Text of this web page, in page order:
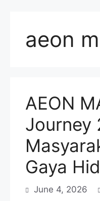
aeon
AEON
Journey
Gaya
June 4, 2026